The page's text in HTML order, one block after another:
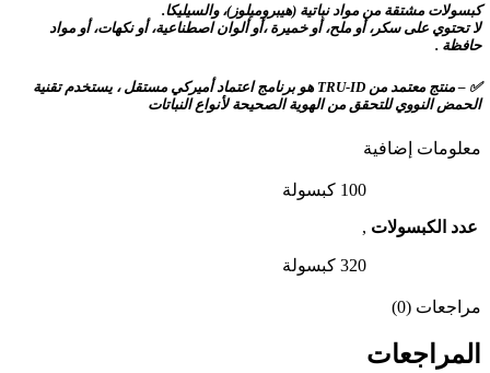
كبسولات مشتقة من مواد نباتية (هيبروميلوز)، والسيليكا.
لا تحتوي على سكر، أو ملح، أو خميرة ،أو ألوان اصطناعية، أو نكهات، أو مواد
حافظة .
✅ – منتج معتمد من TRU-ID هو برنامج اعتماد أميركي مستقل ، يستخدم تقنية
الحمض النووي للتحقق من الهوية الصحيحة لأنواع النباتات
معلومات إضافية
عدد الكبسولات
100 كبسولة
,
320 كبسولة
مراجعات (0)
المراجعات